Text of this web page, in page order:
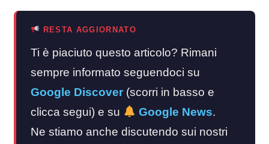
RESTA AGGIORNATO
Ti è piaciuto questo articolo? Rimani
sempre informato seguendoci su
Google Discover (scorri in basso e
clicca segui) e su
Google News.
Ne stiamo anche discutendo sui nostri